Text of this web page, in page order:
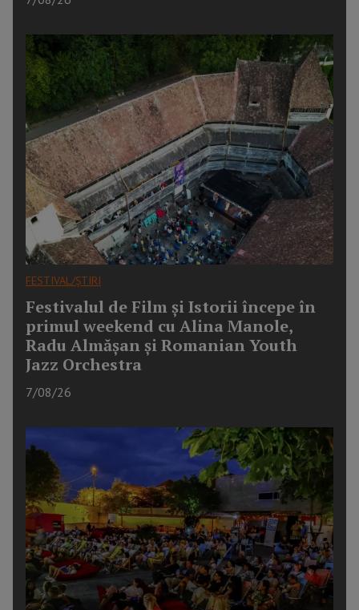
FESTIVAL/ȘTIRI
Festivalul de Film și Istorii începe în
primul weekend cu Alina Manole,
Radu Almășan și Romanian Youth
Jazz Orchestra
7/08/26